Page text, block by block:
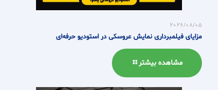
2026/08/05
مزایای فیلمبرداری نمایش عروسکی در استودیو حرفه‌ای
مشاهده بیشتر